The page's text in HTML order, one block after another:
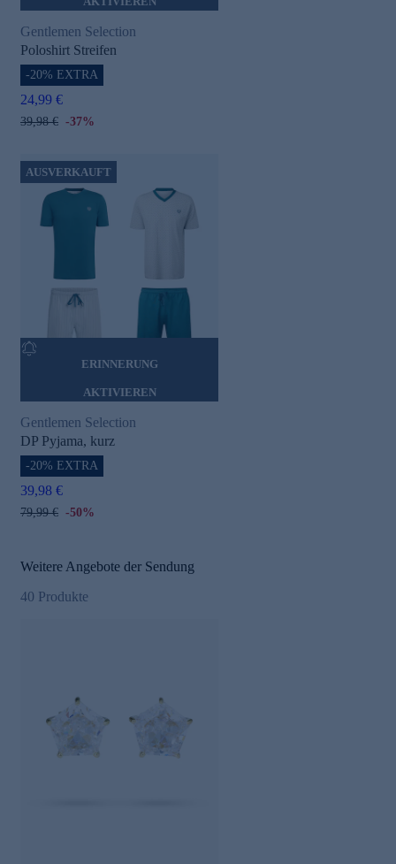
Gentlemen Selection
Poloshirt Streifen
-20% EXTRA
24,99 €
39,98 € -37%
AUSVERKAUFT
ERINNERUNG
AKTIVIEREN
Gentlemen Selection
DP Pyjama, kurz
-20% EXTRA
39,98 €
79,99 € -50%
Weitere Angebote der Sendung
40 Produkte